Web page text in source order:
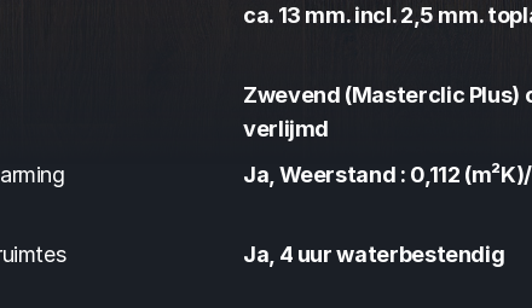
ca. 13 mm. incl. 2,5 mm.
Zwevend (Masterclic Plus)
verlijmd
Ja, Weerstand : 0,112
Ja, 4 uur waterbestendig